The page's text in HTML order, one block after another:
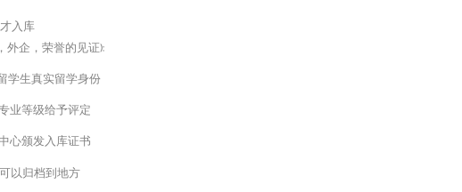
入库
外企，荣誉的见证):
学生真实留学身份
业等级给予评定
心颁发入库证书
以归档到地方